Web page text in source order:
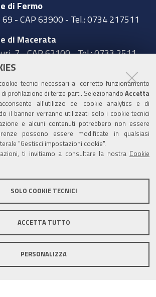
tecnici necessari al corretto funzionamento
di profilazione di terze parti. Selezionando Accetta
all’utilizzo dei cookie analytics e di
il banner verranno utilizzati solo i cookie tecnici
e alcuni contenuti potrebbero non essere
possono essere modificate in qualsiasi
"Gestisci impostazioni cookie".
ti invitiamo a consultare la nostra Cookie
SOLO COOKIE TECNICI
ACCETTA TUTTO
PERSONALIZZA
di Fermo
69 - CAP 63900 - Tel.: 0734 217511
di Macerata
7 - CAP 62100 - Tel.: 0733 2511
di Pesaro Urbino
116 - CAP 61121 - Tel.: 0721
trasparente
del sito (fonte Web Analytics Italia)
Dichiarazione di accessibilità
del sito (fonte Web Analytics Italia)